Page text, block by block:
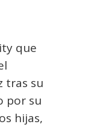
que
tras su
por su
hijas,